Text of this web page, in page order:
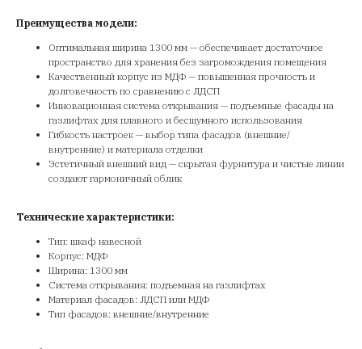
Преимущества модели:
Оптимальная ширина 1300 мм — обеспечивает достаточное
пространство для хранения без загромождения помещения
Качественный корпус из МДФ — повышенная прочность и
долговечность по сравнению с ЛДСП
Инновационная система открывания — подъемные фасады на
газлифтах для плавного и бесшумного использования
Гибкость настроек — выбор типа фасадов (внешние/
внутренние) и материала отделки
Эстетичный внешний вид — скрытая фурнитура и чистые линии
создают гармоничный облик
Технические характеристики:
Тип: шкаф навесной
Корпус: МДФ
Ширина: 1300 мм
Система открывания: подъемная на газлифтах
Материал фасадов: ЛДСП или МДФ
Тип фасадов: внешние/внутренние